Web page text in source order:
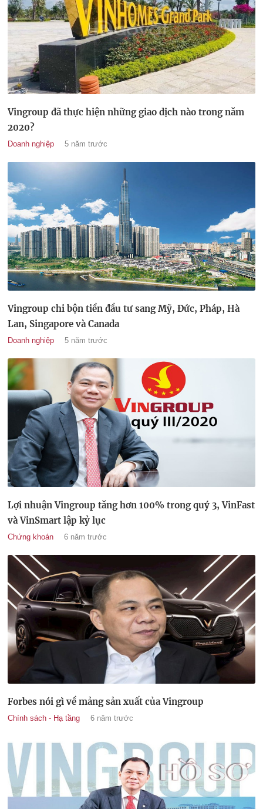
Vingroup đã thực hiện những giao dịch nào trong năm
2020?
Doanh nghiệp 5 năm trước
Vingroup chi bộn tiền đầu tư sang Mỹ, Đức, Pháp, Hà
Lan, Singapore và Canada
Doanh nghiệp 5 năm trước
Lợi nhuận Vingroup tăng hơn 100% trong quý 3, VinFast
và VinSmart lập kỷ lục
Chứng khoán 6 năm trước
Forbes nói gì về mảng sản xuất của Vingroup
Chính sách - Hạ tầng 6 năm trước